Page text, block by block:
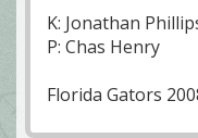
K: Jonathan
P: Chas Henry
Florida Gators